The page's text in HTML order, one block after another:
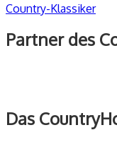
Country-Klassiker
Partner des
Das